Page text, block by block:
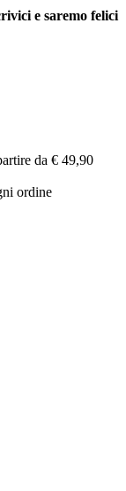
e saremo felici
da € 49,90
ordine